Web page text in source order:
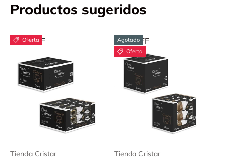
Productos sugeridos
40% OFF
Oferta
Tienda Cristar
40% OFF
Agotado
Oferta
Tienda Cristar